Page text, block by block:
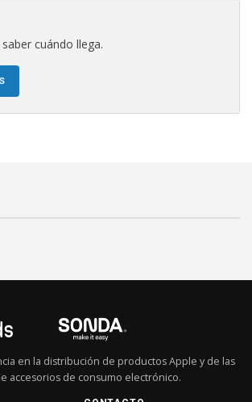
cuándo llega.
en la distribución de productos Apple y de las
accesorios de consumo electrónico.